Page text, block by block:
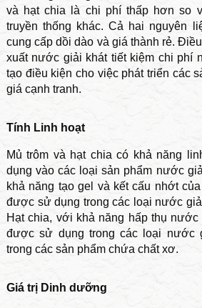
và hạt chia là chi phí thấp hơn so
truyền thống khác. Cả hai nguyên
cung cấp dồi dào và giá thành rẻ.
xuất nước giải khát tiết kiệm chi phí
tạo điều kiện cho việc phát triển các
giá cạnh tranh.
Tính Linh hoạt
Mủ trôm và hạt chia có khả năng
dụng vào các loại sản phẩm nước
khả năng tạo gel và kết cấu nhớt
được sử dụng trong các loại nước
Hạt chia, với khả năng hấp thụ nước
được sử dụng trong các loại nước
trong các sản phẩm chứa chất xơ.
Giá trị Dinh dưỡng